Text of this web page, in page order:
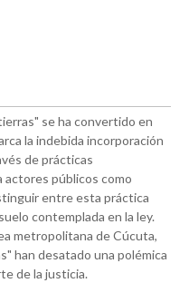
se ha convertido en
la indebida incorporación
de prácticas
públicos como
entre esta práctica
contemplada en la ley.
metropolitana de Cúcuta,
han desatado una polémica
de la justicia.